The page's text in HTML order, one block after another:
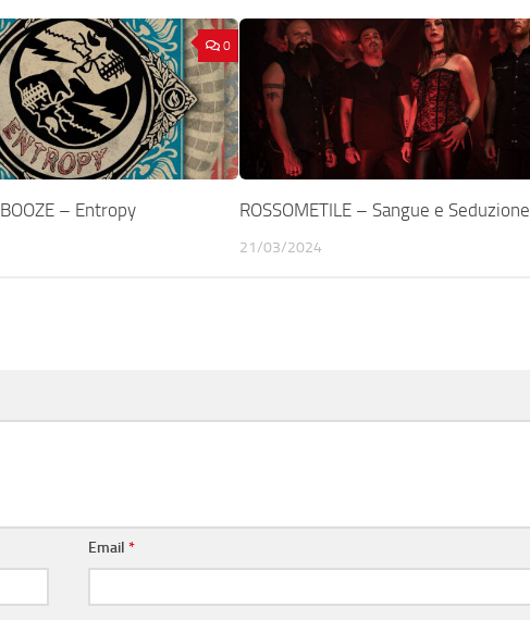
0
– Entropy ROSSOMETILE – Sangue e Seduzione
21/03/2024
Email*